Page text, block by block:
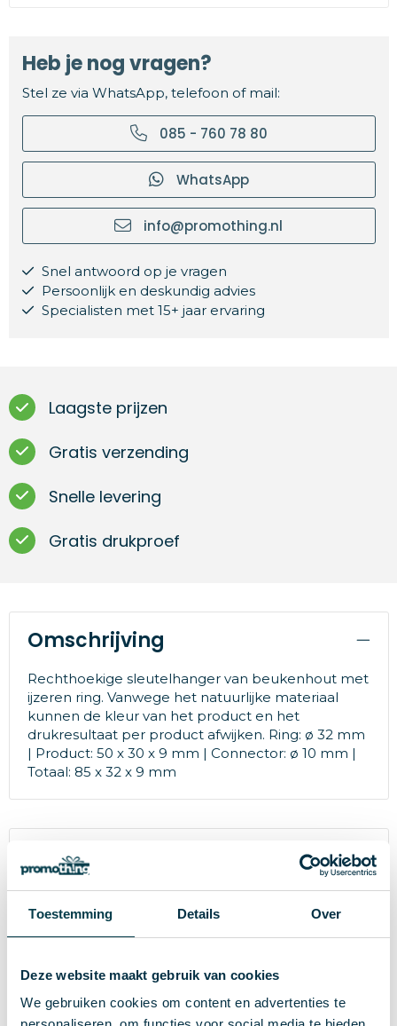
Toestemming Details Over
Deze website maakt gebruik van cookies
We gebruiken cookies om content en advertenties te
Heb je nog vragen?
Stel ze via WhatsApp, telefoon of mail:
085 - 760 78 80
WhatsApp
info@promothing.nl
Snel antwoord op je vragen
Persoonlijk en deskundig advies
Specialisten met 15+ jaar ervaring
Laagste prijzen
Gratis verzending
Snelle levering
Gratis drukproef
Omschrijving
Rechthoekige sleutelhanger van beukenhout met
ijzeren ring. Vanwege het natuurlijke materiaal
kunnen de kleur van het product en het
drukresultaat per product afwijken. Ring: ø 32 mm
| Product: 50 x 30 x 9 mm | Connector: ø 10 mm |
Totaal: 85 x 32 x 9 mm
Specificaties
Merk hi!dea™
Gewicht 12 g
Materiaal Beukenhout, ijzer